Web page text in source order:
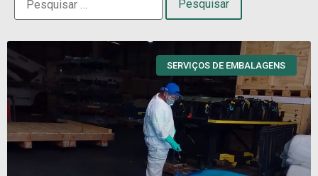
SERVIÇOS DE EMBALAGENS